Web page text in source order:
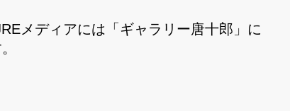
メディアには「ギャラリー唐十郎」に